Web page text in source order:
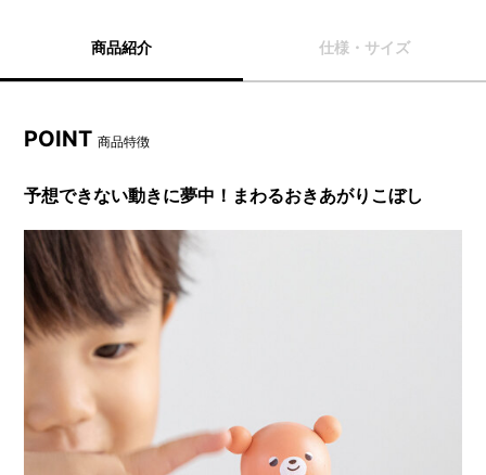
商品紹介 仕様・サイズ
POINT商品特徴
予想できない動きに夢中！まわるおきあがりこぼし